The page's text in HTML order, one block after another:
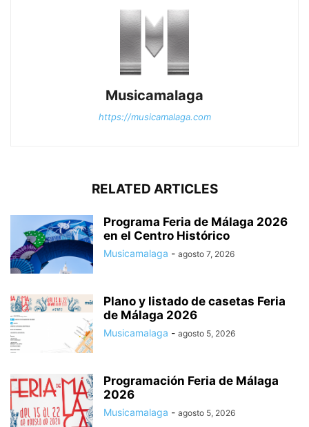
Musicamalaga
https://musicamalaga.com
RELATED ARTICLES
Programa Feria de Málaga 2026
en el Centro Histórico
Musicamalaga - agosto 7, 2026
Plano y listado de casetas Feria
de Málaga 2026
Musicamalaga - agosto 5, 2026
Programación Feria de Málaga
2026
Musicamalaga - agosto 5, 2026